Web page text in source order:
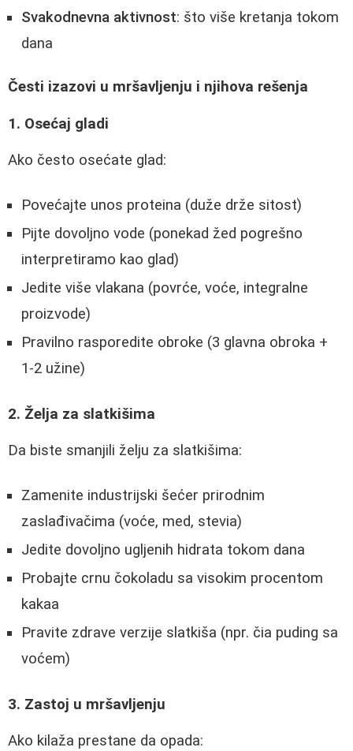
Svakodnevna aktivnost: što više kretanja tokom
dana
Česti izazovi u mršavljenju i njihova rešenja
1. Osećaj gladi
Ako često osećate glad:
Povećajte unos proteina (duže drže sitost)
Pijte dovoljno vode (ponekad žed pogrešno
interpretiramo kao glad)
Jedite više vlakana (povrće, voće, integralne
proizvode)
Pravilno rasporedite obroke (3 glavna obroka +
1-2 užine)
2. Želja za slatkišima
Da biste smanjili želju za slatkišima:
Zamenite industrijski šećer prirodnim
zaslađivačima (voće, med, stevia)
Jedite dovoljno ugljenih hidrata tokom dana
Probajte crnu čokoladu sa visokim procentom
kakaa
Pravite zdrave verzije slatkiša (npr. čia puding sa
voćem)
3. Zastoj u mršavljenju
Ako kilaža prestane da opada: